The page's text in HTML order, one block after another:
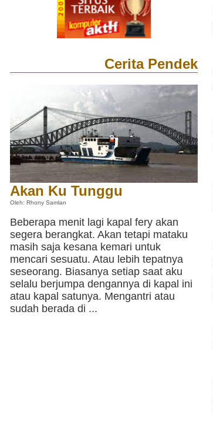
Cerita Pendek
Akan Ku Tunggu
Oleh: Rhony Samlan
Beberapa menit lagi kapal fery akan
segera berangkat. Akan tetapi mataku
masih saja kesana kemari untuk
mencari sesuatu. Atau lebih tepatnya
seseorang. Biasanya setiap saat aku
selalu berjumpa dengannya di kapal ini
atau kapal satunya. Mengantri atau
sudah berada di ...